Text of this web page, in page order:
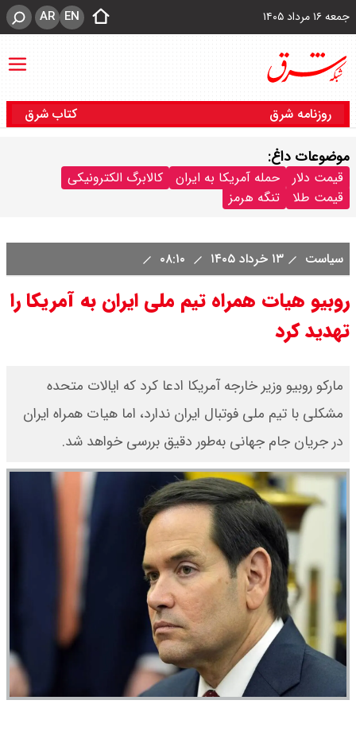
جمعه ۱۶ مرداد ۱۴۰۵ EN
AR
روزنامه شرق کتاب شرق
موضوعات داغ:
قیمت دلار حمله آمریکا به ایران
کالابرگ الکترونیکی
قیمت طلا
تنگه هرمز
سیاست ۱۳ خرداد ۱۴۰۵
روبیو هیات همراه تیم ملی ایران به آمریکا را
تهدید کرد
مارکو روبیو وزیر خارجه آمریکا ادعا کرد که ایالات متحده
مشکلی با تیم ملی فوتبال ایران ندارد، اما هیات همراه ایران
در جریان جام جهانی به‌طور دقیق بررسی خواهد شد.